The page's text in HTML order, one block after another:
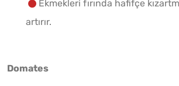
Ekmekleri fırında hafifçe
artırır.
Domates